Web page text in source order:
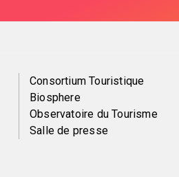
Menú
del
Consortium Touristique
Biosphere
Observatoire du Tourisme
Salle de presse